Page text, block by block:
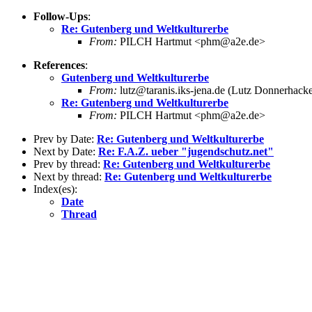
Follow-Ups:
Re: Gutenberg und Weltkulturerbe
From: PILCH Hartmut <phm@a2e.de>
References:
Gutenberg und Weltkulturerbe
From: lutz@taranis.iks-jena.de (Lutz
Re: Gutenberg und Weltkulturerbe
From: PILCH Hartmut <phm@a2e.de>
Prev by Date: Re: Gutenberg und Weltkulturerbe
Next by Date: Re: F.A.Z. ueber "jugendschutz.net"
Prev by thread: Re: Gutenberg und Weltkulturerbe
Next by thread: Re: Gutenberg und Weltkulturerbe
Index(es):
Date
Thread